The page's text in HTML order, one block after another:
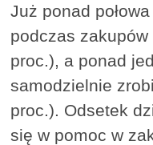
Już ponad
podczas
proc.), a ponad
samodzielnie
proc.). Odsetek
się w pomoc w